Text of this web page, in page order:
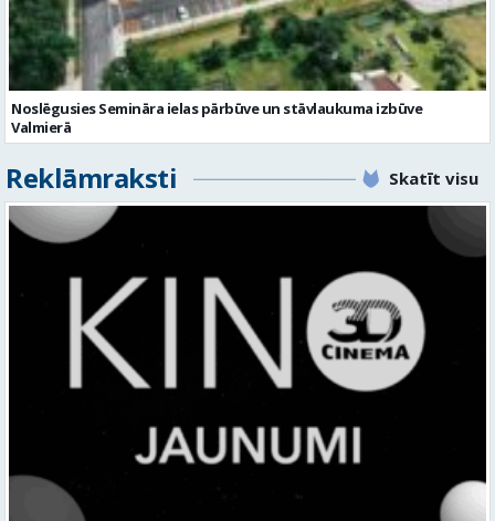
Noslēgusies Semināra ielas pārbūve un stāvlaukuma izbūve
Valmierā
Reklāmraksti Skatīt visu